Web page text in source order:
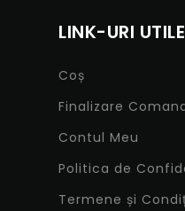
LINK-URI UTILE
Coș
Finalizare
Contul Meu
Politica de
Termene și